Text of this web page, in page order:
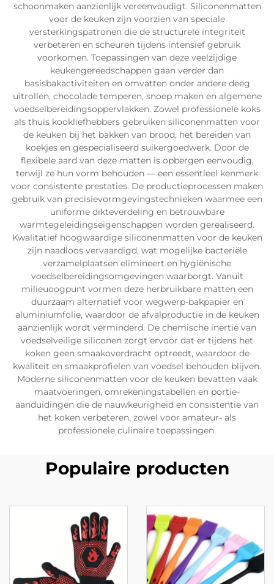
schoonmaken aanzienlijk vereenvoudigt. Siliconenmatten
voor de keuken zijn voorzien van speciale
versterkingspatronen die de structurele integriteit
verbeteren en scheuren tijdens intensief gebruik
voorkomen. Toepassingen van deze veelzijdige
keukengereedschappen gaan verder dan
basisbakactiviteiten en omvatten onder andere deeg
uitrollen, chocolade temperen, snoep maken en algemene
voedselbereidingsoppervlakken. Zowel professionele koks
als thuis kookliefhebbers gebruiken siliconenmatten voor
de keuken bij het bakken van brood, het bereiden van
koekjes en gespecialiseerd suikergoedwerk. Door de
flexibele aard van deze matten is opbergen eenvoudig,
terwijl ze hun vorm behouden — een essentieel kenmerk
voor consistente prestaties. De productieprocessen maken
gebruik van precisievormgevingstechnieken waarmee een
uniforme dikteverdeling en betrouwbare
warmtegeleidingseigenschappen worden gerealiseerd.
Kwalitatief hoogwaardige siliconenmatten voor de keuken
zijn naadloos vervaardigd, wat mogelijke bacteriële
verzamelplaatsen elimineert en hygiënische
voedselbereidingsomgevingen waarborgt. Vanuit
milieuoogpunt vormen deze herbruikbare matten een
duurzaam alternatief voor wegwerp-bakpapier en
aluminiumfolie, waardoor de afvalproductie in de keuken
aanzienlijk wordt verminderd. De chemische inertie van
voedselveilige siliconen zorgt ervoor dat er tijdens het
koken geen smaakoverdracht optreedt, waardoor de
kwaliteit en smaakprofielen van voedsel behouden blijven.
Moderne siliconenmatten voor de keuken bevatten vaak
maatvoeringen, omrekeningstabellen en portie-
aanduidingen die de nauwkeurigheid en consistentie van
het koken verbeteren, zowel voor amateur- als
professionele culinaire toepassingen.
Populaire producten